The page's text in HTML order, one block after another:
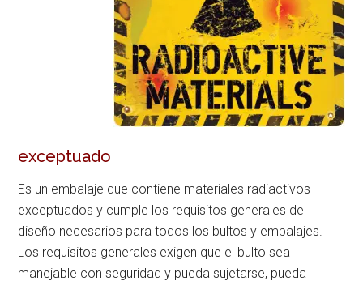
exceptuado
Es un embalaje que contiene materiales radiactivos
exceptuados y cumple los requisitos generales de
diseño necesarios para todos los bultos y embalajes.
Los requisitos generales exigen que el bulto sea
manejable con seguridad y pueda sujetarse, pueda